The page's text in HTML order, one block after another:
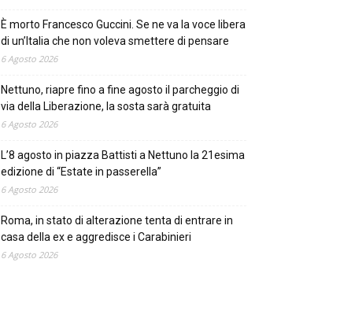
È morto Francesco Guccini. Se ne va la voce libera
di un’Italia che non voleva smettere di pensare
6 Agosto 2026
Nettuno, riapre fino a fine agosto il parcheggio di
via della Liberazione, la sosta sarà gratuita
6 Agosto 2026
L’8 agosto in piazza Battisti a Nettuno la 21esima
edizione di “Estate in passerella”
6 Agosto 2026
Roma, in stato di alterazione tenta di entrare in
casa della ex e aggredisce i Carabinieri
6 Agosto 2026